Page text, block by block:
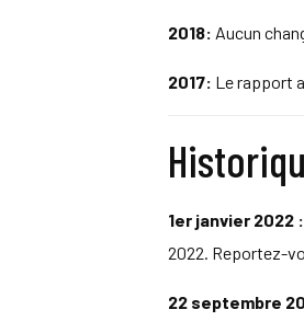
2018: Aucun
2017: Le rapport
1er janvier 2022 :
2022. Reportez-
22 septembre